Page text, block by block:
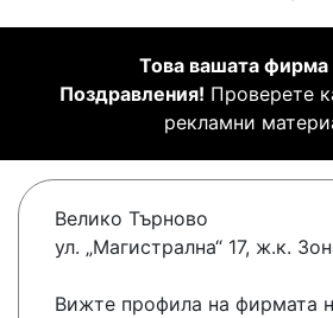
Това вашата фирма
Поздравления! Проверете
рекламни
Велико Търново
ул. „Магистрална“ 17, ж.к.
Вижте профила на фирмата